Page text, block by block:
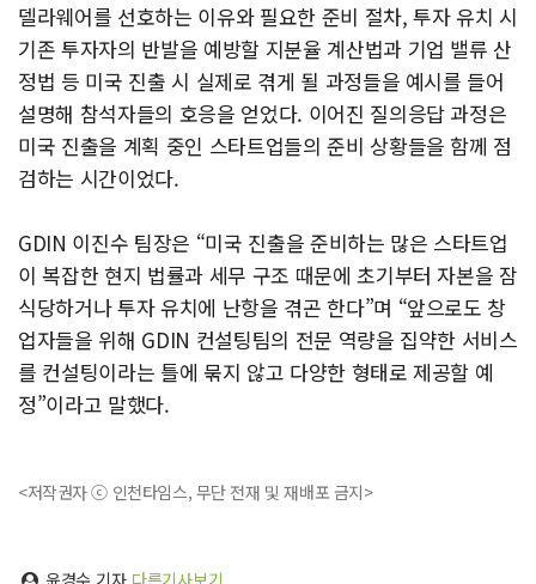
델라웨어를 선호하는 이유와 필요한 준비 절차, 투자 유치 시
기존 투자자의 반발을 예방할 지분율 계산법과 기업 밸류 산
정법 등 미국 진출 시 실제로 겪게 될 과정들을 예시를 들어
설명해 참석자들의 호응을 얻었다. 이어진 질의응답 과정은
미국 진출을 계획 중인 스타트업들의 준비 상황들을 함께 점
검하는 시간이었다.
GDIN 이진수 팀장은 “미국 진출을 준비하는 많은 스타트업
이 복잡한 현지 법률과 세무 구조 때문에 초기부터 자본을 잠
식당하거나 투자 유치에 난항을 겪곤 한다”며 “앞으로도 창
업자들을 위해 GDIN 컨설팅팀의 전문 역량을 집약한 서비스
를 컨설팅이라는 틀에 묶지 않고 다양한 형태로 제공할 예
정”이라고 말했다.
<저작권자 ⓒ 인천타임스, 무단 전재 및 재배포 금지>
윤경수 기자 다른기사보기